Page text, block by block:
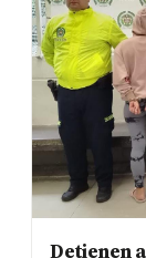
Detienen